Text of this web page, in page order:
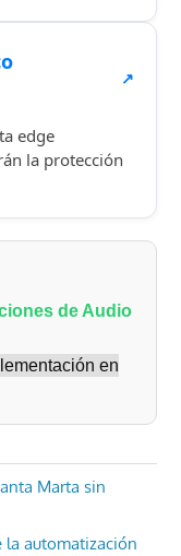
↗
edge
la protección
de Audio
en
Marta sin
la automatización